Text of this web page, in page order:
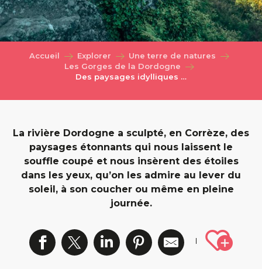
Accueil Explorer
Une terre de natures
Les Gorges de la Dordogne
Des paysages idylliques …
La rivière Dordogne a sculpté, en Corrèze, des
paysages étonnants qui nous laissent le
souffle coupé et nous insèrent des étoiles
dans les yeux, qu’on les admire au lever du
soleil, à son coucher ou même en pleine
journée.